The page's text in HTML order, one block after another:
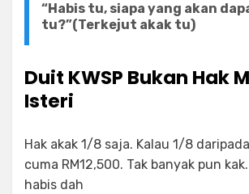
“Habis tu, siapa yang akan
tu?”(Terkejut akak tu)
Duit KWSP Bukan Hak
Isteri
Hak akak 1/8 saja. Kalau 1/8
cuma RM12,500. Tak banyak pun
habis dah